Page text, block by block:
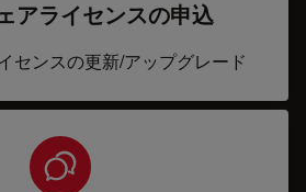
アライセンスの申込
センスの更新/アップグレード